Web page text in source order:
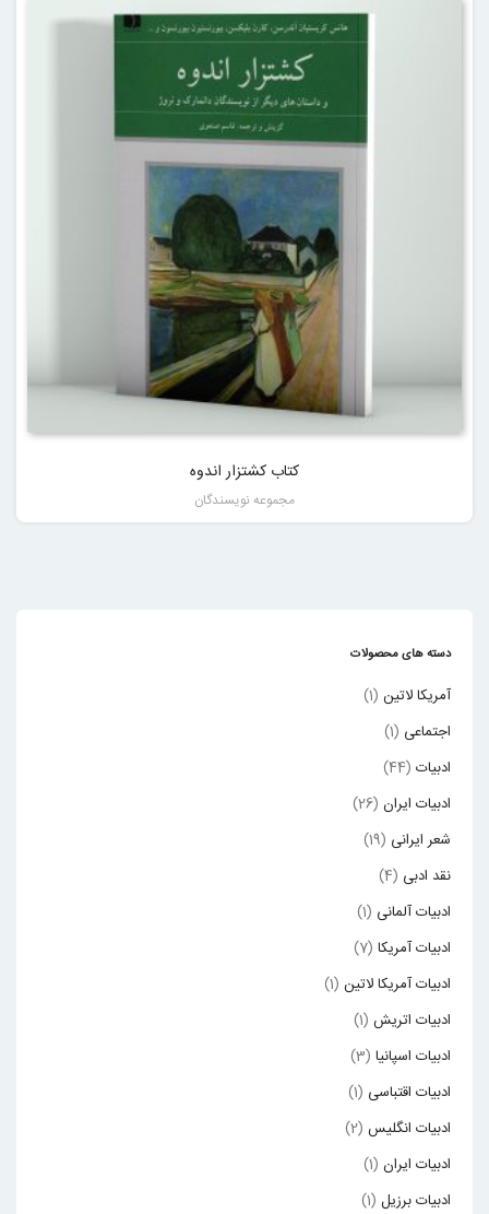
کتاب کشتزار اندوه
مجموعه نویسندگان
دسته های محصولات
آمریکا لاتین (1)
اجتماعی (1)
ادبیات (44)
ادبیات ایران (26)
شعر ایرانی (19)
نقد ادبی (4)
ادبیات آلمانی (1)
ادبیات آمریکا (7)
ادبیات آمریکا لاتین (1)
ادبیات اتریش (1)
ادبیات اسپانیا (3)
ادبیات اقتباسی (1)
ادبیات انگلیس (2)
ادبیات ایران (1)
ادبیات برزیل (1)